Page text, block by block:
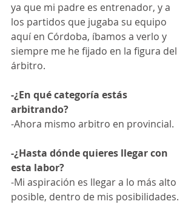
ya que mi padre es entrenador, y a
los partidos que jugaba su equipo
aquí en Córdoba, íbamos a verlo y
siempre me he fijado en la figura del
árbitro.
-¿En qué categoría estás
arbitrando?
-Ahora mismo arbitro en provincial.
-¿Hasta dónde quieres llegar con
esta labor?
-Mi aspiración es llegar a lo más alto
posible, dentro de mis posibilidades.